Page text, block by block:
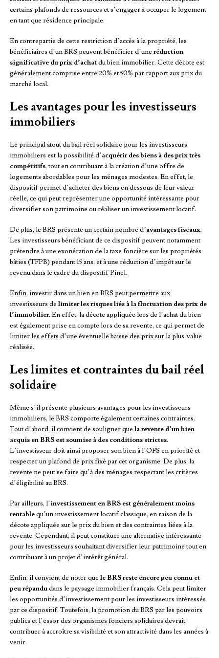
certains plafonds de ressources et s’engager à occuper le logement
en tant que résidence principale.
En contrepartie de cette restriction d’accès à la propriété, les
bénéficiaires d’un BRS peuvent bénéficier d’une réduction
significative du prix d’achatdu bien immobilier. Cette décote est
généralement comprise entre 20% et 50% par rapport aux prix du
marché local.
Les avantages pour les investisseurs
immobiliers
Le principal atout du bail réel solidaire pour les investisseurs
immobiliers est la possibilité d’acquérir des biens à des prix très
compétitifs, tout en contribuant à la création d’une offre de
logements abordables pour les ménages modestes. En effet, le
dispositif permet d’acheter des biens en dessous de leur valeur
réelle, ce qui peut représenter une opportunité intéressante pour
diversifier son patrimoine ou réaliser un investissement locatif.
De plus, le BRS présente un certain nombre d’avantages fiscaux.
Les investisseurs bénéficiant de ce dispositif peuvent notamment
prétendre à une exonération de la taxe foncière sur les propriétés
bâties (TFPB) pendant 15 ans, et à une réduction d’impôt sur le
revenu dans le cadre du dispositif Pinel.
Enfin, investir dans un bien en BRS peut permettre aux
investisseurs de limiter les risques liés à la fluctuation des prix de
l’immobilier. En effet, la décote appliquée lors de l’achat du bien
est également prise en compte lors de sa revente, ce qui permet de
limiter les effets d’une éventuelle baisse des prix sur la plus-value
réalisée.
Les limites et contraintes du bail réel
solidaire
Même s’il présente plusieurs avantages pour les investisseurs
immobiliers, le BRS comporte également certaines contraintes.
Tout d’abord, il convient de souligner que la revente d’un bien
acquis en BRS est soumise à des conditions strictes.
L’investisseur doit ainsi proposer son bien à l’OFS en priorité et
respecter un plafond de prix fixé par cet organisme. De plus, la
revente ne peut se faire qu’à des ménages respectant les critères
d’éligibilité au BRS.
Par ailleurs, l’investissement en BRS est généralement moins
rentablequ’un investissement locatif classique, en raison de la
décote appliquée sur le prix du bien et des contraintes liées à la
revente. Cependant, il peut constituer une alternative intéressante
pour les investisseurs souhaitant diversifier leur patrimoine tout en
contribuant à un projet d’intérêt général.
Enfin, il convient de noter que le BRS reste encore peu connu et
peu répandudans le paysage immobilier français. Cela peut limiter
les opportunités d’investissement pour les investisseurs intéressés
par ce dispositif. Toutefois, la promotion du BRS par les pouvoirs
publics et l’essor des organismes fonciers solidaires devrait
contribuer à accroître sa visibilité et son attractivité dans les années à
venir.